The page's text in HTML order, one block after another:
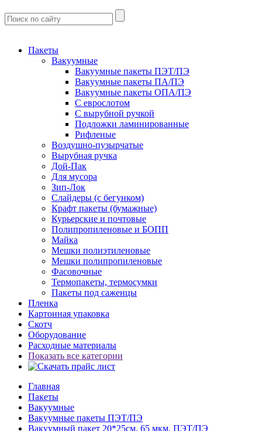
Пакеты
Вакуумные
Вакуумные пакеты ПЭТ/ПЭ
Вакуумные пакеты ПА/ПЭ
Вакуумные пакеты ОПА/ПЭ
С еврослотом
С вырубной ручкой
Подложки ламинированные
Рифленые
Воздушно-пузырчатые
Вырубная ручка
Дой-Пак
Для мусора
Зип-Лок
Слайдеры (с бегунком)
Крафт пакеты (бумажные)
Курьерские и почтовые
Полипропиленовые и БОПП
Майка
Мешки полиэтиленовые
Мешки полипропиленовые
Фасовочные
Термопакеты, термосумки
Пакеты под саженцы
Пленка
Картонная упаковка
Скотч
Оборудование
Расходные материалы
Показать все категории
Главная
Пакеты
Вакуумные
Вакуумные пакеты ПЭТ/ПЭ
Вакуумный пакет 20*25см, 65 мкм, ПЭТ/ПЭ